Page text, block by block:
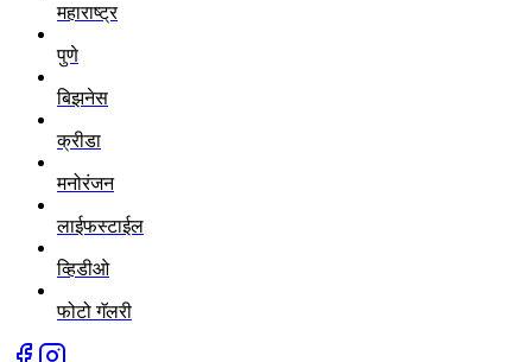
महाराष्ट्र
पुणे
बिझनेस
क्रीडा
मनोरंजन
लाईफस्टाईल
व्हिडीओ
फोटो गॅलरी